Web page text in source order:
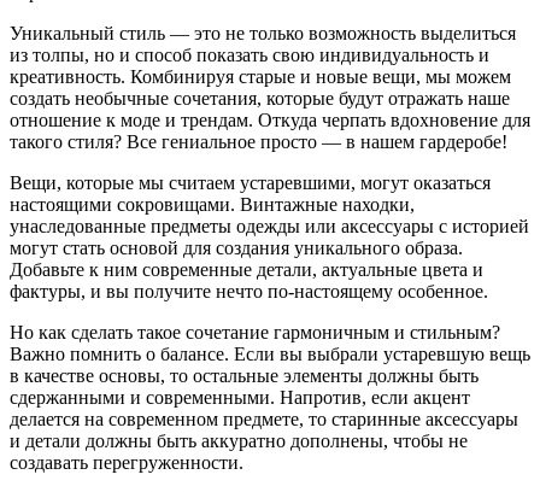
Уникальный стиль — это не только возможность выделиться
из толпы, но и способ показать свою индивидуальность и
креативность. Комбинируя старые и новые вещи, мы можем
создать необычные сочетания, которые будут отражать наше
отношение к моде и трендам. Откуда черпать вдохновение для
такого стиля? Все гениальное просто — в нашем гардеробе!
Вещи, которые мы считаем устаревшими, могут оказаться
настоящими сокровищами. Винтажные находки,
унаследованные предметы одежды или аксессуары с историей
могут стать основой для создания уникального образа.
Добавьте к ним современные детали, актуальные цвета и
фактуры, и вы получите нечто по-настоящему особенное.
Но как сделать такое сочетание гармоничным и стильным?
Важно помнить о балансе. Если вы выбрали устаревшую вещь
в качестве основы, то остальные элементы должны быть
сдержанными и современными. Напротив, если акцент
делается на современном предмете, то старинные аксессуары
и детали должны быть аккуратно дополнены, чтобы не
создавать перегруженности.